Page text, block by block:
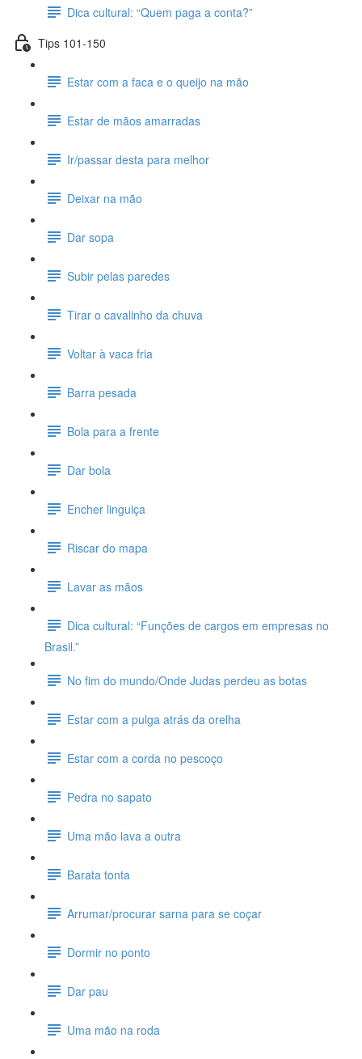
Dica cultural: “Quem paga a conta?”
Tips 101-150
Estar com a faca e o queijo na mão
Estar de mãos amarradas
Ir/passar desta para melhor
Deixar na mão
Dar sopa
Subir pelas paredes
Tirar o cavalinho da chuva
Voltar à vaca fria
Barra pesada
Bola para a frente
Dar bola
Encher linguiça
Riscar do mapa
Lavar as mãos
Dica cultural: “Funções de cargos em empresas no
Brasil.”
No fim do mundo/Onde Judas perdeu as botas
Estar com a pulga atrás da orelha
Estar com a corda no pescoço
Pedra no sapato
Uma mão lava a outra
Barata tonta
Arrumar/procurar sarna para se coçar
Dormir no ponto
Dar pau
Uma mão na roda